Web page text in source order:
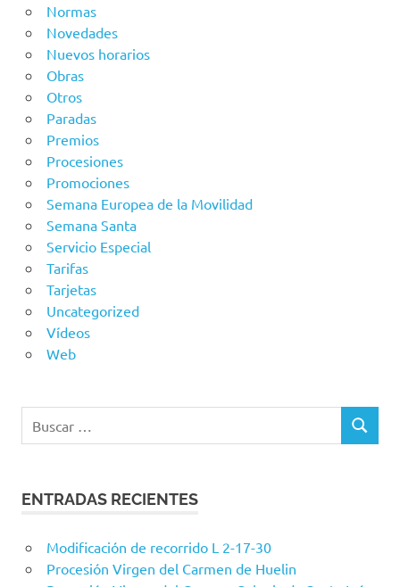
Normas
Novedades
Nuevos horarios
Obras
Otros
Paradas
Premios
Procesiones
Promociones
Semana Europea de la Movilidad
Semana Santa
Servicio Especial
Tarifas
Tarjetas
Uncategorized
Vídeos
Web
BUSCAR
ENTRADAS RECIENTES
Modificación de recorrido L 2-17-30
Procesión Virgen del Carmen de Huelin